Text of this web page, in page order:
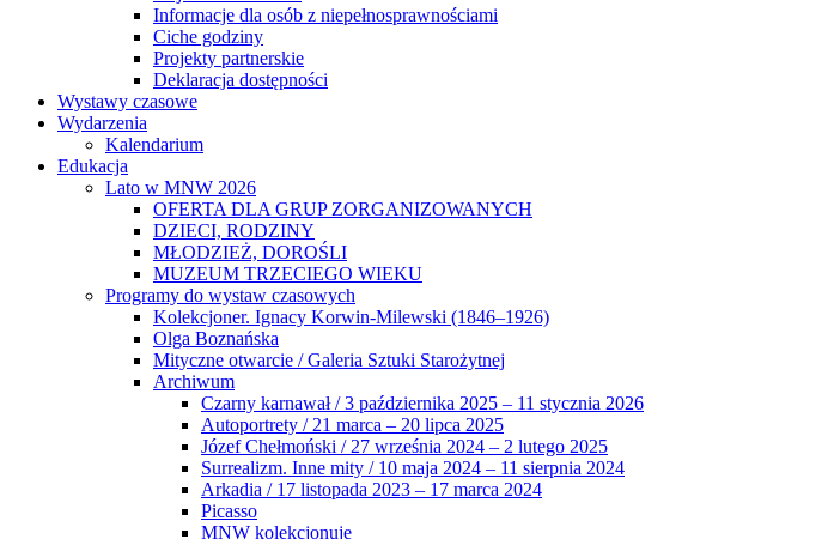
Informacje dla osób z niepełnosprawnościami
Ciche godziny
Projekty partnerskie
Deklaracja dostępności
Wystawy czasowe
Wydarzenia
Kalendarium
Edukacja
Lato w MNW 2026
OFERTA DLA GRUP ZORGANIZOWANYCH
DZIECI, RODZINY
MŁODZIEŻ, DOROŚLI
MUZEUM TRZECIEGO WIEKU
Programy do wystaw czasowych
Kolekcjoner. Ignacy Korwin-Milewski (1846–1926)
Olga Boznańska
Mityczne otwarcie / Galeria Sztuki Starożytnej
Archiwum
Czarny karnawał / 3 października 2025 – 11 stycznia 2026
Autoportrety / 21 marca – 20 lipca 2025
Józef Chełmoński / 27 września 2024 – 2 lutego 2025
Surrealizm. Inne mity / 10 maja 2024 – 11 sierpnia 2024
Arkadia / 17 listopada 2023 – 17 marca 2024
Picasso
MNW kolekcjonuje